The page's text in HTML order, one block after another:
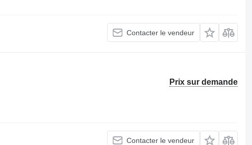
Contacter le vendeur
Prix sur demande
Contacter le vendeur